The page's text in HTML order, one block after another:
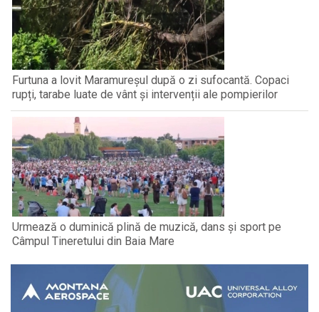
Furtuna a lovit Maramureșul după o zi sufocantă. Copaci
rupți, tarabe luate de vânt și intervenții ale pompierilor
Urmează o duminică plină de muzică, dans și sport pe
Câmpul Tineretului din Baia Mare